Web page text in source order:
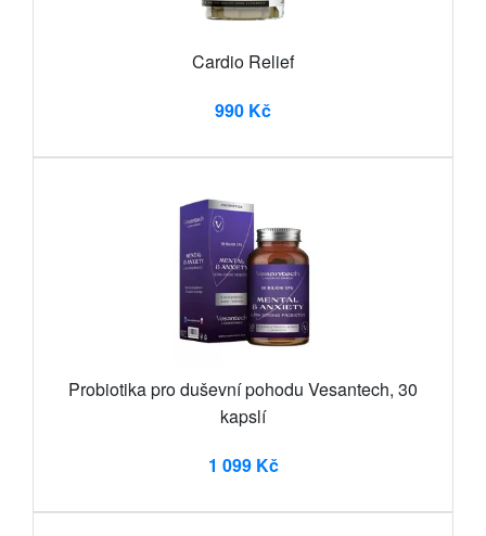
Cardio Relief
990 Kč
Probiotika pro duševní pohodu Vesantech, 30
kapslí
1 099 Kč